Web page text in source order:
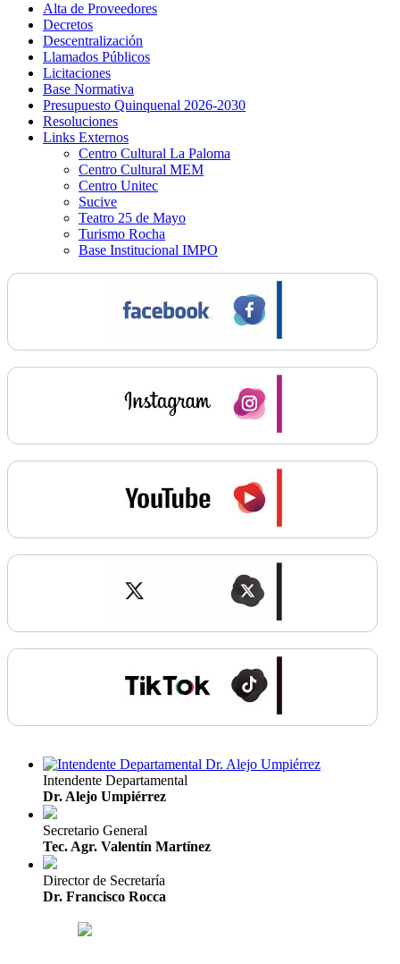
Alta de Proveedores
Decretos
Descentralización
Llamados Públicos
Licitaciones
Base Normativa
Presupuesto Quinquenal 2026-2030
Resoluciones
Links Externos
Centro Cultural La Paloma
Centro Cultural MEM
Centro Unitec
Sucive
Teatro 25 de Mayo
Turismo Rocha
Base Institucional IMPO
Intendente Departamental
Dr. Alejo Umpiérrez
Secretario General
Tec. Agr. Valentín Martínez
Director de Secretaría
Dr. Francisco Rocca